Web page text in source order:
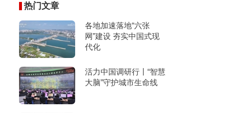
热门文章
各地加速落地“六张
网”建设 夯实中国式现
代化
活力中国调研行丨“智慧
大脑”守护城市生命线